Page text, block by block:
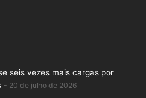
seis vezes mais cargas por
20 de julho de 2026